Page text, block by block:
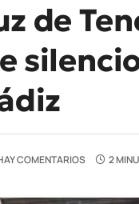
de
COMENTARIOS 2